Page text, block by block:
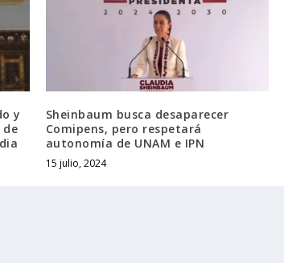
y
de
Sheinbaum busca desaparecer
Comipens, pero respetará
autonomía de UNAM e IPN
15 julio, 2024